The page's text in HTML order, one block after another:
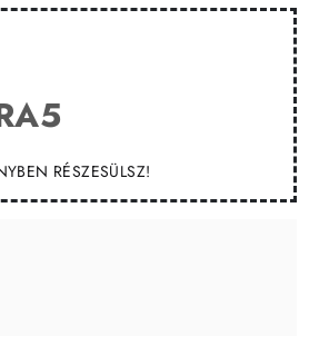
RÉSZESÜLSZ!